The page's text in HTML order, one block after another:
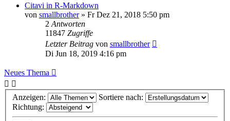
Citavi in R-Markdown
von smallbrother» Fr Dez 21, 2018 5:50 pm
2 Antworten
11847 Zugriffe
Letzter Beitrag von smallbrother
Di Jun 18, 2019 4:16 pm
Neues Thema
Anzeigen:
Sortiere nach:
Richtung: